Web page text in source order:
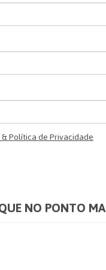
Política de Privacidade
NO PONTO